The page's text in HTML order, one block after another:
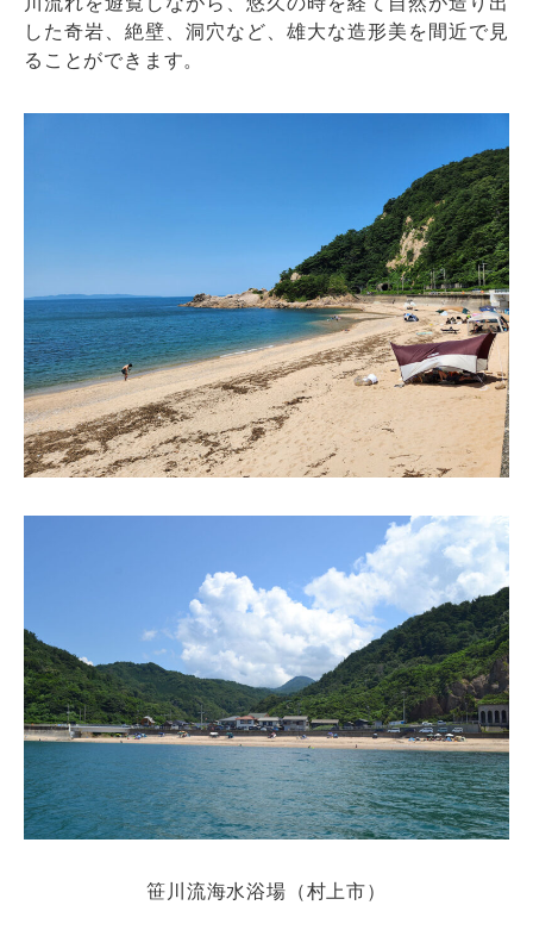
した奇岩、絶壁、洞穴など、雄大な造形美を間近で見
ることができます。
笹川流海水浴場（村上市）